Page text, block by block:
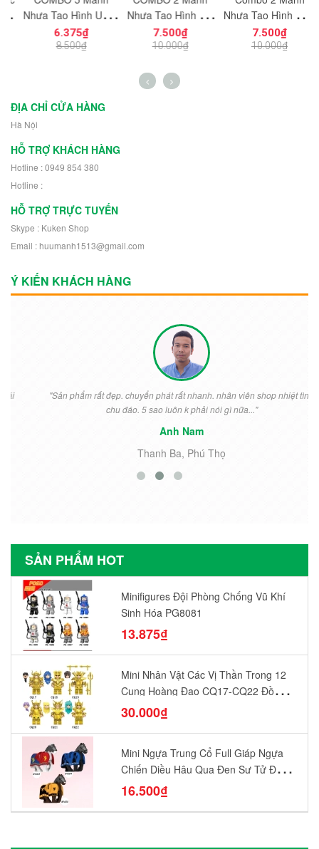
Nhựa Tạo Hình Uống
Cong Dùng Cho Mô
Hình Nhân Vật Mini
6.375₫
8.500₫
Nhựa Tạo Hình Vát
Cắt Góc 8x8
NO.1727 Dùng Cho
Robot 30504
7.500₫
10.000₫
Nhựa Tạo Hình Hiệu
Ứng Năng Lượng
NO.1726 Dùng
7.500₫
10.000₫
ĐỊA CHỈ CỬA HÀNG
Hà Nội
HỖ TRỢ KHÁCH HÀNG
Hotline : 0949 854 380
Hotline :
HỖ TRỢ TRỰC TUYẾN
Skype : Kuken Shop
Email : huumanh1513@gmail.com
Ý KIẾN KHÁCH HÀNG
"Sản phẩm rất đẹp. chuyển phát rất nhanh. nhân viên shop nhiệt tình
chu đáo. 5 sao luôn k phải nói gì nữa..."
Anh Nam
Thanh Ba, Phú Thọ
SẢN PHẨM HOT
Minifigures Đội Phòng Chống Vũ Khí
Sinh Hóa PG8081
13.875₫
Mini Nhân Vật Các Vị Thần Trong 12
Cung Hoàng Đạo CQ17-CQ22 Đồ
Chơi Lắp Ráp Mô Hình Yêu Thích
30.000₫
Mini Ngựa Trung Cổ Full Giáp Ngựa
Chiến Diều Hâu Quạ Đen Sư Tử Đỏ
N1003 - N1005 Đồ Chơi Lắp Ráp Mô
16.500₫